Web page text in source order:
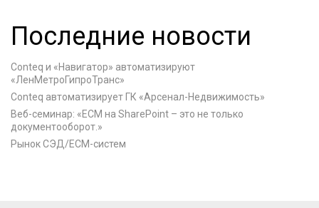
Последние новости
Conteq и «Навигатор» автоматизируют
«ЛенМетроГипроТранс»
Conteq автоматизирует ГК «Арсенал-Недвижимость»
Веб-семинар: «ECM на SharePoint – это не только
документооборот.»
Рынок СЭД/ECM-систем